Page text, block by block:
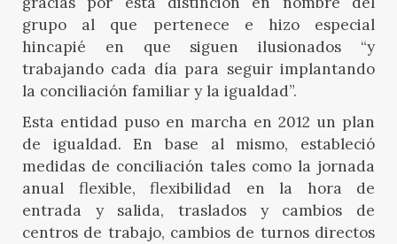
grupo al que pertenece e hizo especial
hincapié en que siguen ilusionados “y
trabajando cada día para seguir implantando
la conciliación familiar y la igualdad”.
Esta entidad puso en marcha en 2012 un plan
de igualdad. En base al mismo, estableció
medidas de conciliación tales como la jornada
anual flexible, flexibilidad en la hora de
entrada y salida, traslados y cambios de
centros de trabajo, cambios de turnos directos